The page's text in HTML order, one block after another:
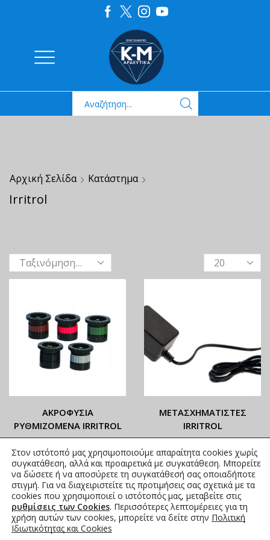
Αρχική Σελίδα Κατάστημα
Irritrol
ΑΚΡΟΦΥΣΙΑ
ΡΥΘΜΙΖΟΜΕΝΑ IRRITROL
ΑΝΑΓΡΑΦΟΝΤΑΙ ΣΤΟ
ΑΝΗΡΤΗΜΕΝΟ PDF
2,73€ συμπ. Φ.Π.Α.
ΜΕΤΑΣΧΗΜΑΤΙΣΤΕΣ
IRRITROL
ΑΝΑΓΡΑΦΟΝΤΑΙ ΣΤΟ
ΑΝΗΡΤΗΜΕΝΟ PDF
35,34€ συμπ. Φ.Π.Α.
Στον ιστότοπό μας χρησιμοποιούμε απαραίτητα cookies χωρίς
συγκατάθεση, αλλά και προαιρετικά με συγκατάθεση. Μπορείτε
να δώσετε ή να αποσύρετε τη συγκατάθεσή σας οποιαδήποτε
στιγμή. Για να διαχειριστείτε τις προτιμήσεις σας σχετικά με τα
cookies που χρησιμοποιεί ο ιστότοπός μας, μεταβείτε στις
ρυθμίσεις των Cookies. Περισσότερες λεπτομέρειες για τη
χρήση αυτών των cookies, μπορείτε να δείτε στην Πολιτική
Ιδιωτικότητας και Cookies